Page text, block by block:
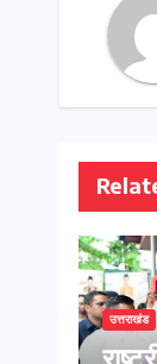
उत्तराखंड